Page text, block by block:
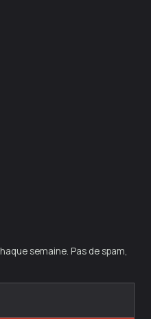
semaine. Pas de spam,